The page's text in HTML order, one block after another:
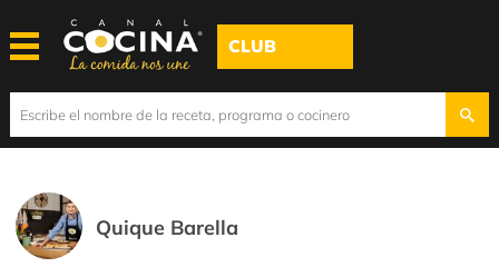
CLUB
Quique Barella